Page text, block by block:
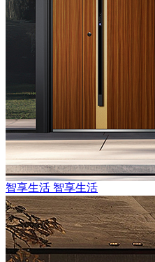
智享生活 智享生活